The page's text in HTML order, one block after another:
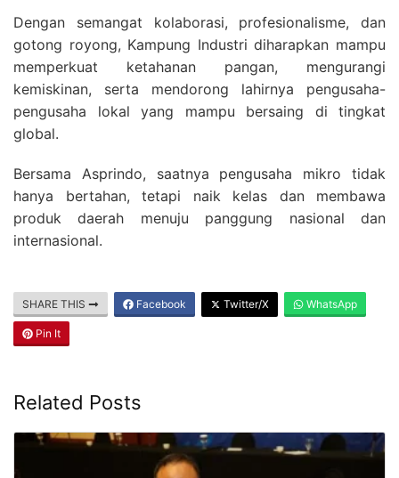
Dengan semangat kolaborasi, profesionalisme, dan
gotong royong, Kampung Industri diharapkan mampu
memperkuat ketahanan pangan, mengurangi
kemiskinan, serta mendorong lahirnya pengusaha-
pengusaha lokal yang mampu bersaing di tingkat
global.
Bersama Asprindo, saatnya pengusaha mikro tidak
hanya bertahan, tetapi naik kelas dan membawa
produk daerah menuju panggung nasional dan
internasional.
SHARE THIS Facebook Twitter/X WhatsApp
Pin It
Related Posts